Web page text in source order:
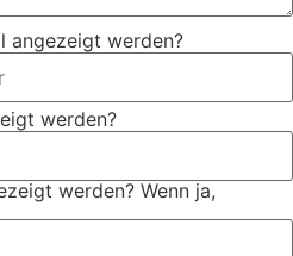
angezeigt werden?
werden?
werden? Wenn ja,